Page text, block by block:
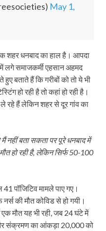
May 1,
शहर धनबाद का हाल है। आपदा
लगे समाजकर्मी एहसान अहमद
बताते हैं कि गरीबों को तो ये भी
हो रही है तो कहां हो रही है।
हैं लेकिन शहर से दूर गांव का
नहीं बता सकता पर पूरे धनबाद में
हो रही है, लेकिन सिर्फ 50-100
पॉजिटिव मामले पाए गए।
की मौत कोविड से हो गयी।
मौत यह भी रही, जब 24 घंटे में
संक्रमण का आंकड़ा 20,000 को